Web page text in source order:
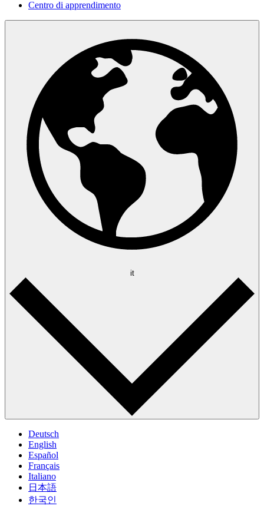
Centro di apprendimento
it
Deutsch
English
Español
Français
Italiano
日本語
한국인